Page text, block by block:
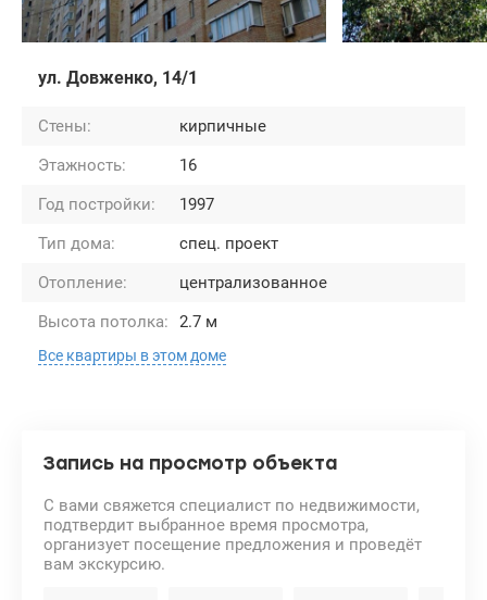
ул. Довженко, 14/1
Стены:
кирпичные
Этажность:
16
Год постройки:
1997
Тип дома:
спец. проект
Отопление:
централизованное
Высота потолка:
2.7 м
Все квартиры в этом доме
Запись на просмотр объекта
С вами свяжется специалист по недвижимости,
подтвердит выбранное время просмотра,
организует посещение предложения и проведёт
вам экскурсию.